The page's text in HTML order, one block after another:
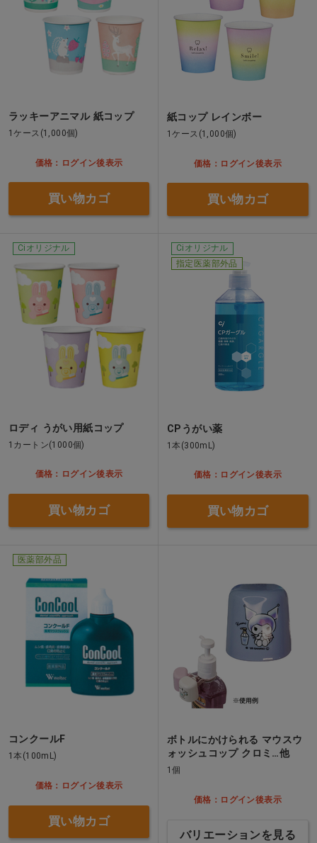
ラッキーアニマル 紙コップ
1ケース(1,000個)
価格：ログイン後表示
買い物カゴ
紙コップ レインボー
1ケース(1,000個)
価格：ログイン後表示
買い物カゴ
Ciオリジナル
ロディ うがい用紙コップ
1カートン(1000個)
価格：ログイン後表示
買い物カゴ
Ciオリジナル
指定医薬部外品
CPうがい薬
1本(300mL)
価格：ログイン後表示
買い物カゴ
医薬部外品
コンクールF
1本(100mL)
価格：ログイン後表示
買い物カゴ
ボトルにかけられる マウスウ
ォッシュコップ クロミ…他
1個
価格：ログイン後表示
バリエーションを見る